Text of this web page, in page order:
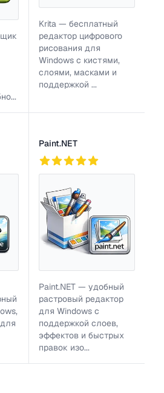
Krita — бесплатный
редактор цифрового
рисования для
Windows с кистями,
слоями, масками и
поддержкой ...
Paint.NET
Paint.NET — удобный
растровый редактор
для Windows с
поддержкой слоев,
эффектов и быстрых
правок изо...